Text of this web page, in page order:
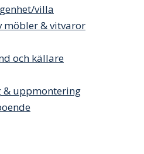
villa
möbler & vitvaror
och källare
& uppmontering